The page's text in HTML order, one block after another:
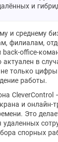
и
и среднему
филиалам,
office-
в
только цифры
работы.
CleverControl
и онлайн-
Это
спорных